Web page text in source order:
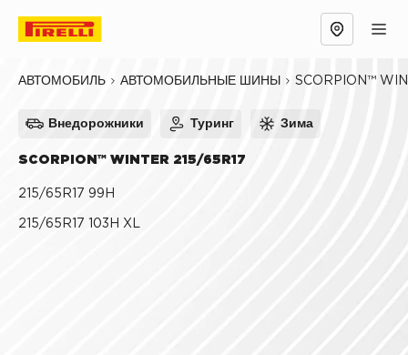
АВТОМОБИЛЬ АВТОМОБИЛЬНЫЕ ШИНЫ SCORPION™
Внедорожники Туринг Зима
SCORPION™ WINTER 215/65R17
215/65R17 99H
215/65R17 103H XL